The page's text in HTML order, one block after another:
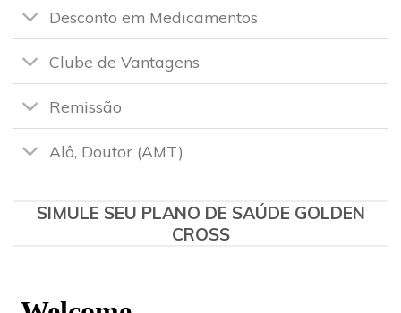
Desconto em Medicamentos
Clube de Vantagens
Remissão
Alô, Doutor (AMT)
SIMULE SEU PLANO DE SAÚDE GOLDEN
CROSS